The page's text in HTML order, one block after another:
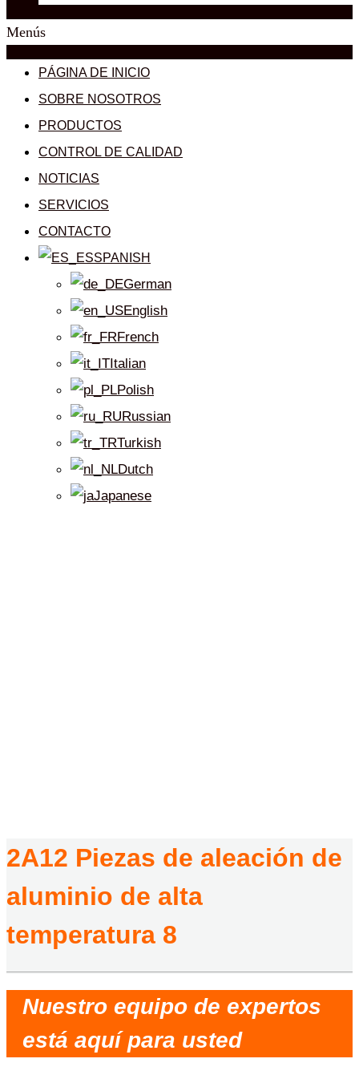
Menús
PÁGINA DE INICIO
SOBRE NOSOTROS
PRODUCTOS
CONTROL DE CALIDAD
NOTICIAS
SERVICIOS
CONTACTO
SPANISH
German
English
French
Italian
Polish
Russian
Turkish
Dutch
Japanese
2A12 Piezas de aleación de
aluminio de alta
temperatura 8
Nuestro equipo de expertos
está aquí para usted